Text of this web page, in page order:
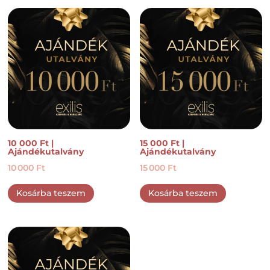
10 000 Ft |
Ajándékutalvány
10 000 Ft
Kosárba teszem
15 000 Ft |
Ajándékutalvány
15 000 Ft
Kosárba teszem